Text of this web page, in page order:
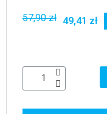
57,90 zł 49,41 zł